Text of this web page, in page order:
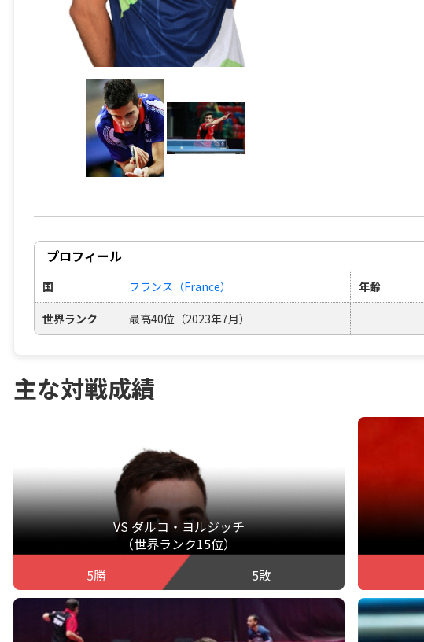
プロフィール
国 フランス（France） 年齢
世界ランク 最高40位（2023年7月）
主な対戦成績
VS ダルコ・ヨルジッチ
（世界ランク15位）
5勝
5敗